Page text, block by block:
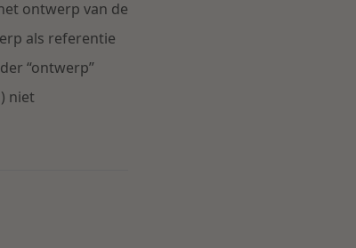
ontwerp van de
als referentie
“ontwerp”
niet